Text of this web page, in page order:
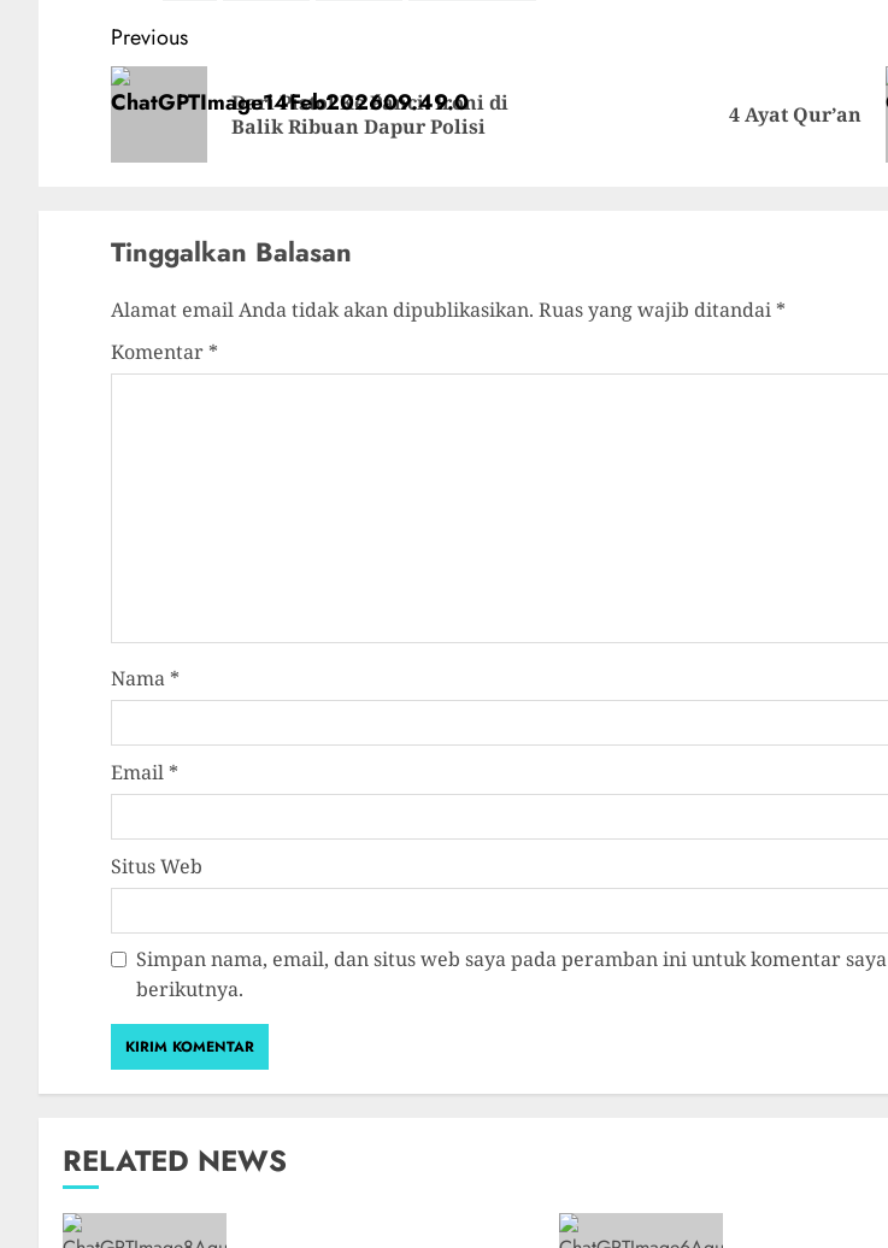
Previous
Dari Pistol Ke Panci: Ironi di
Balik Ribuan Dapur Polisi
4 Ayat Qur’an
Tinggalkan Balasan
Alamat email Anda tidak akan dipublikasikan. Ruas yang wajib ditandai *
Komentar *
Nama *
Email *
Situs Web
Simpan nama, email, dan situs web saya pada peramban ini untuk komentar saya
berikutnya.
RELATED NEWS